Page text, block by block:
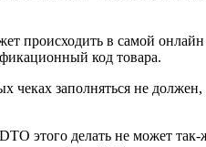
происходить в самой
код товара.
заполняться не
этого делать не может